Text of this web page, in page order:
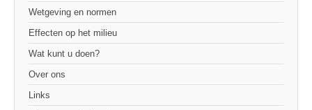
Wetgeving en normen
Effecten op het milieu
Wat kunt u doen?
Over ons
Links